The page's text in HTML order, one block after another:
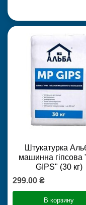
Штукатурка
машинна гіпсова
GIPS" (30 кг)
299.00 ₴
В корзину